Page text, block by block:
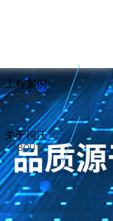
工程案例
CASE
关于柯沃
ABOUT